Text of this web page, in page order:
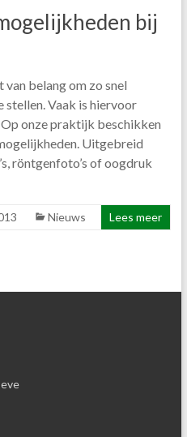
bij
van belang om zo snel
stellen. Vaak is hiervoor
onze praktijk beschikken
Uitgebreid
röntgenfoto’s of oogdruk
Nieuws Lees meer